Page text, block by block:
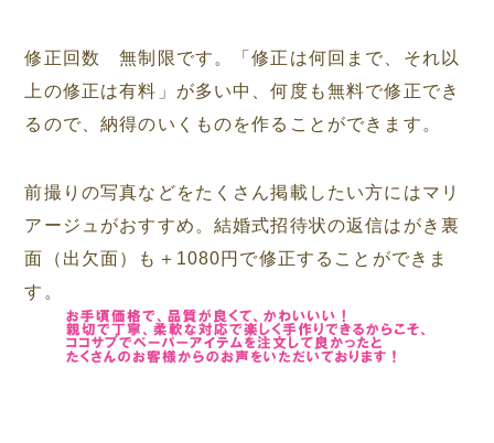
修正回数 無制限です。「修正は何回まで、それ以
上の修正は有料」が多い中、何度も無料で修正でき
るので、納得のいくものを作ることができます。
前撮りの写真などをたくさん掲載したい方にはマリ
アージュがおすすめ。結婚式招待状の返信はがき裏
面（出欠面）も＋1080円で修正することができま
す。